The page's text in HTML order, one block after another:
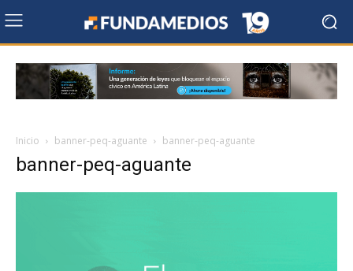
Inicio banner-peq-aguante banner-peq-aguante
banner-peq-aguante